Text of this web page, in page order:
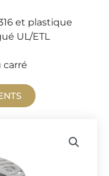
et plastique
UL/ETL
carré